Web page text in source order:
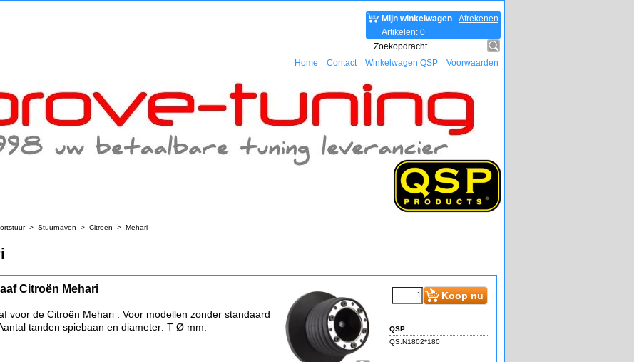
Afrekenen
Mijn winkelwagen
Artikelen: 0
Home Contact Winkelwagen QSP Voorwaarden
> Stuurnaven > Citroen > Mehari
Koop nu
QSP
QS.N1802*180
Citroën Mehari
voor de Citroën Mehari . Voor modellen zonder standaard
tanden spiebaan en diameter: T Ø mm.